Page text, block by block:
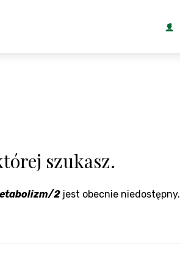
szukasz.
2jest obecnie niedostępny.